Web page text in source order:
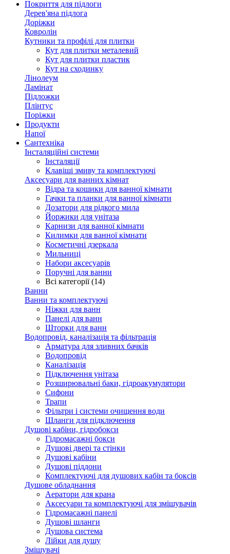
Покриття для підлоги
Дерев'яна підлога
Доріжки
Ковролін
Кутники та профілі для плитки
Кут для плитки металевий
Кут для плитки пластик
Кут на сходинку
Лінолеум
Ламінат
Підложки
Плінтус
Поріжки
Продукти
Напої
Сантехніка
Інсталяційні системи
Інсталяції
Клавіші змиву та комплектуючі
Аксесуари для ванних кімнат
Відра та кошики для ванної кімнати
Гачки та планки для ванної кімнати
Дозатори для рідкого мила
Йоржики для унітаза
Карнизи для ванної кімнати
Килимки для ванної кімнати
Косметичні дзеркала
Мильниці
Набори аксесуарів
Поручні для ванни
Всі категорії (14)
Ванни
Ванни та комплектуючі
Ніжки для ванн
Панелі для ванн
Шторки для ванн
Водопровід, каналізація та фільтрація
Арматура для зливних бачків
Водопровід
Каналізація
Підключення унітаза
Розширювальні баки, гідроакумулятори
Сифони
Трапи
Фільтри і системи очищення води
Шланги для підключення
Душові кабіни, гідробокси
Гідромасажні бокси
Душові двері та стінки
Душові кабіни
Душові піддони
Комплектуючі для душових кабін та боксів
Душове обладнання
Аератори для крана
Аксесуари та комплектуючі для змішувачів
Гідромасажні панелі
Душові шланги
Душова система
Лійки для душу
Змішувачі